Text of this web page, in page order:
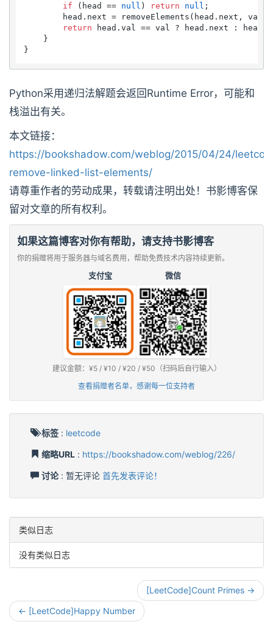
if (head == null ) return null ;
        head.next = removeElements(head.next, val);
return head.val == val ? head.next : head;
    }
Python采用递归法解题会返回Runtime Error，可能和
栈溢出有关。
本文链接：
https://bookshadow.com/weblog/2015/04/24/
remove-linked-list-elements/
请尊重作者的劳动成果，转载请注明出处！书影博客保
留对文章的所有权利。
如果这篇博客对你有帮助，请支持书影博客
你的捐赠将用于服务器与域名费用，帮助免费技术内容持续更新。
支付宝 微信
建议金额：¥5 / ¥10 / ¥20 / ¥50（扫码后自行输入）
查看捐赠者名单，感谢每一位支持者
标签 : leetcode
缩略URL : https://bookshadow.com/weblog/226/
讨论: 暂无评论 首先发表评论！
类似日志
没有类似日志
[LeetCode]Count Primes →
← [LeetCode]Happy Number